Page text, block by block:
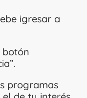
igresar a
botón
programas